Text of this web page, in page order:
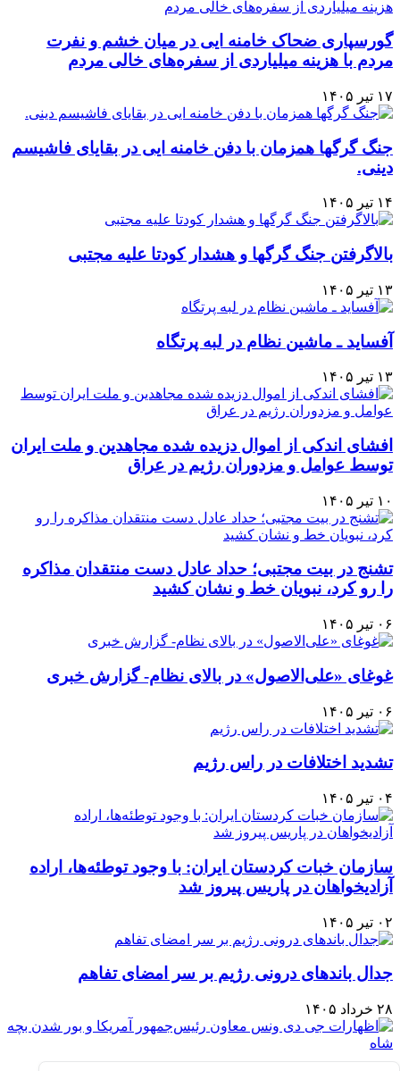
گورسپاری ضحاک خامنه ایی در میان خشم و نفرت
مردم با هزینه میلیاردی از سفره‌های خالی مردم
۱۷ تیر ۱۴۰۵
جنگ گرگها همزمان با دفن خامنه ایی در بقایای فاشیسم
دینی.
۱۴ تیر ۱۴۰۵
بالاگرفتن جنگ گرگها و هشدار کودتا علیه مجتبی
۱۳ تیر ۱۴۰۵
آفساید ـ ماشین نظام در لبه پرتگاه
۱۳ تیر ۱۴۰۵
افشای اندکی از اموال دزیده شده مجاهدین و ملت ایران
توسط عوامل و مزدوران رژیم در عراق
۱۰ تیر ۱۴۰۵
تشنج در بیت مجتبی؛ حداد عادل دست منتقدان مذاکره
را رو کرد، نبویان خط و نشان کشید
۰۶ تیر ۱۴۰۵
غوغای «علی‌الاصول» در بالای نظام- گزارش خبری
۰۶ تیر ۱۴۰۵
تشدید اختلافات در راس رژیم
۰۴ تیر ۱۴۰۵
سازمان خبات کردستان ایران: با وجود توطئه‌ها، اراده
آزادیخواهان در پاریس پیروز شد
۰۲ تیر ۱۴۰۵
جدال باندهای درونی رژیم بر سر امضای تفاهم
۲۸ خرداد ۱۴۰۵